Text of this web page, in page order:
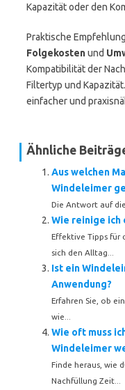
Kapazität oder den
Praktische
Folgekostenund
Kompatibilität der
Filtertyp und
einfacher und
Ähnliche
Aus welchen
Windeleimer
Die Antwort auf
Wie reinige ich
Effektive Tipps für
sich den Alltag...
Ist ein
Anwendung?
Erfahren Sie, ob
wie...
Wie oft muss
Windeleimer
Finde heraus, wie
Nachfüllung Zeit...